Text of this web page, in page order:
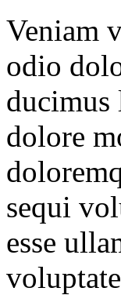
Veniam
odio
ducimus
dolore
sequi
esse